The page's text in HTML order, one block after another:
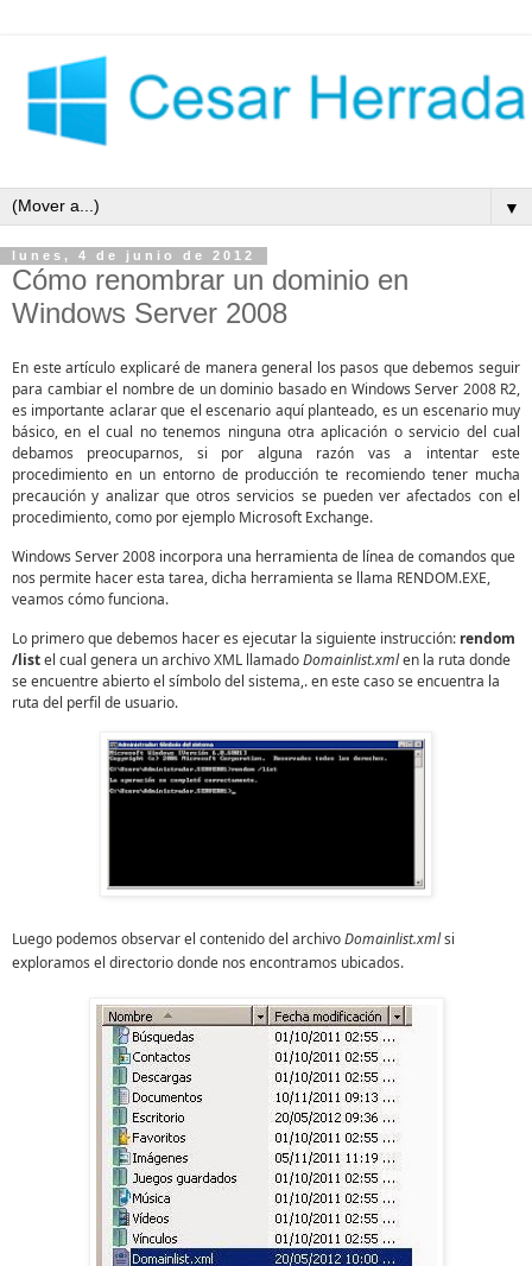
▼
lunes, 4 de junio de 2012
Cómo renombrar un dominio en
Windows Server 2008
En este artículo explicaré de manera general los pasos que debemos seguir
para cambiar el nombre de un dominio basado en Windows Server 2008 R2,
es importante aclarar que el escenario aquí planteado, es un escenario muy
básico, en el cual no tenemos ninguna otra aplicación o servicio del cual
debamos preocuparnos, si por alguna razón vas a intentar este
procedimiento en un entorno de producción te recomiendo tener mucha
precaución y analizar que otros servicios se pueden ver afectados con el
procedimiento, como por ejemplo Microsoft Exchange.
Windows Server 2008 incorpora una herramienta de línea de comandos que
nos permite hacer esta tarea, dicha herramienta se llama RENDOM.EXE,
veamos cómo funciona.
Lo primero que debemos hacer es ejecutar la siguiente instrucción: rendom
/listel cual genera un archivo XML llamadoDomainlist.xmlen la ruta donde
se encuentre abierto el símbolo del sistema,. en este caso se encuentra la
ruta del perfil de usuario.
Luego podemos observar el contenido del archivoDomainlist.xmlsi
exploramos el directorio donde nos encontramos ubicados.